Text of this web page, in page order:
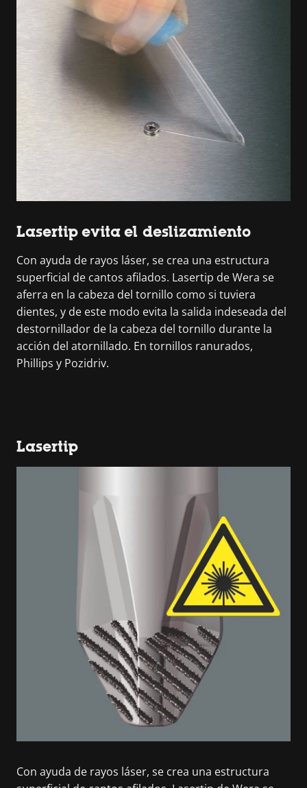
Lasertip evita el deslizamiento
Con ayuda de rayos láser, se crea una estructura
superficial de cantos afilados. Lasertip de Wera se
aferra en la cabeza del tornillo como si tuviera
dientes, y de este modo evita la salida indeseada del
destornillador de la cabeza del tornillo durante la
acción del atornillado. En tornillos ranurados,
Phillips y Pozidriv.
Lasertip
Con ayuda de rayos láser, se crea una estructura